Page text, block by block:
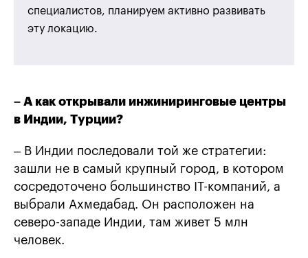
специалистов, планируем активно развивать
эту локацию.
– А как открывали инжиниринговые центры
в Индии, Турции?
– В Индии последовали той же стратегии:
зашли не в самый крупный город, в котором
сосредоточено большинство IT-компаний, а
выбрали Ахмедабад. Он расположен на
северо-западе Индии, там живет 5 млн
человек.